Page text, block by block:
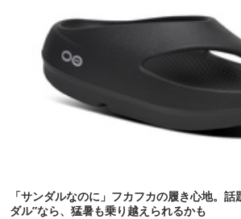
「サンダルなのに」フカフカの履き心地。
ダル”なら、猛暑も乗り越えられるかも